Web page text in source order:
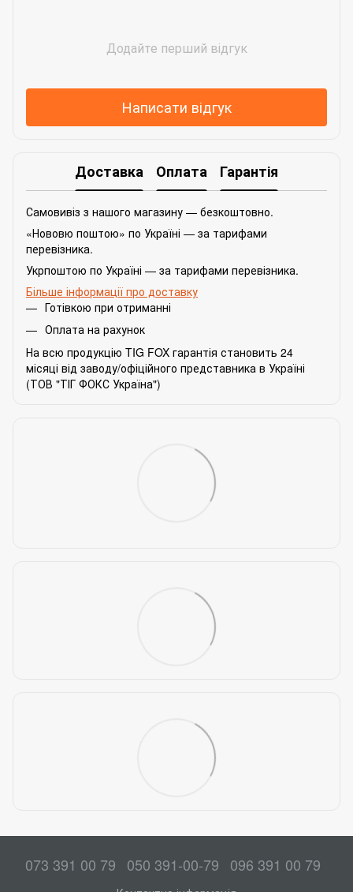
Додайте перший відгук
Написати відгук
Доставка Оплата Гарантія
Самовивіз з нашого магазину — безкоштовно.
«Нововю поштою» по Україні — за тарифами
перевізника.
Укрпоштою по Україні — за тарифами перевізника.
Більше інформації про доставку
Готівкою при отриманні
Оплата на рахунок
На всю продукцію TIG FOX гарантія становить 24
місяці від заводу/офіційного представника в Україні
(ТОВ "ТІГ ФОКС Україна")
073 391 00 79 050 391-00-79 096 391 00 79